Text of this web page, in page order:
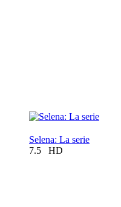
Selena: La serie
7.5
HD